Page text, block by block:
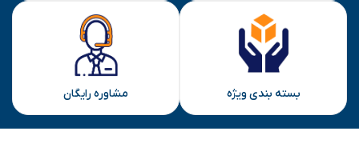
بسته بندی ویژه مشاوره رایگان